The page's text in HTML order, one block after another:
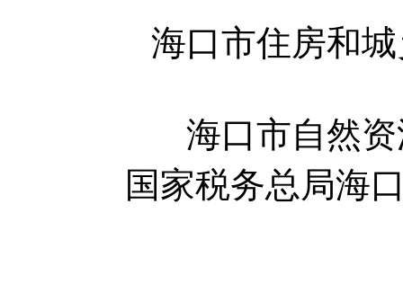
海口市住房和
海口市自然
国家税务总局海